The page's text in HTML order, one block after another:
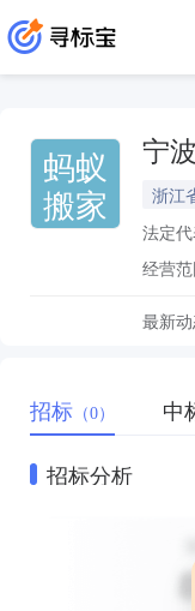
蚂蚁
搬家
宁
浙江
法定代
经营范
最新动
招标 （0） 中
招标分析